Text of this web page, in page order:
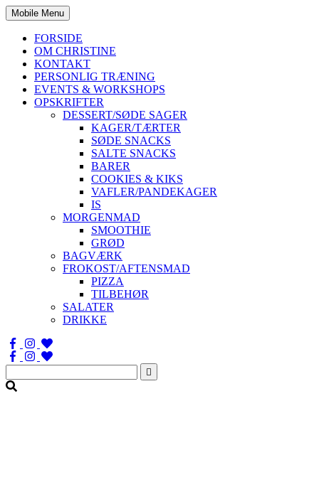
Mobile Menu
FORSIDE
OM CHRISTINE
KONTAKT
PERSONLIG TRÆNING
EVENTS & WORKSHOPS
OPSKRIFTER
DESSERT/SØDE SAGER
KAGER/TÆRTER
SØDE SNACKS
SALTE SNACKS
BARER
COOKIES & KIKS
VAFLER/PANDEKAGER
IS
MORGENMAD
SMOOTHIE
GRØD
BAGVÆRK
FROKOST/AFTENSMAD
PIZZA
TILBEHØR
SALATER
DRIKKE
Søg
efter: